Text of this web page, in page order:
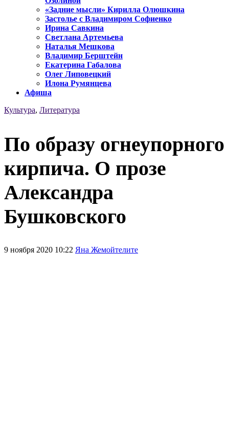
«Задние мысли» Кирилла Олюшкина
Застолье с Владимиром Софиенко
Ирина Савкина
Светлана Артемьева
Наталья Мешкова
Владимир Берштейн
Екатерина Габалова
Олег Липовецкий
Илона Румянцева
Афиша
Культура, Литература
По образу огнеупорного
кирпича. О прозе
Александра
Бушковского
9 ноября 2020 10:22 Яна Жемойтелите